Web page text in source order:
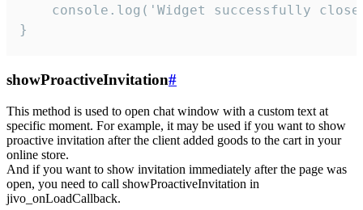
console.log('Widget successfully
}
showProactiveInvitation#
This method is used to open chat window with a custom text at
specific moment. For example, it may be used if you want to show
proactive invitation after the client added goods to the cart in your
online store.
And if you want to show invitation immediately after the page was
open, you need to call showProactiveInvitation in
jivo_onLoadCallback.